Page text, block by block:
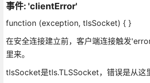
事件: 'clientError'
function (exception, tlsSocket) { }
在安全连接建立前，客户端连接触发
里来。
tlsSocket是tls.TLSSocket，错误是从这